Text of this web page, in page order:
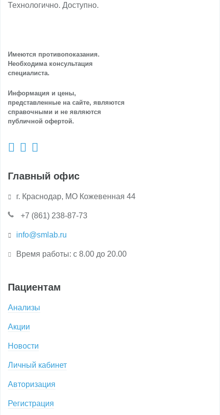
Технологично. Доступно.
Имеются противопоказания.
Необходима консультация
специалиста.
Информация и цены,
представленные на сайте, являются
справочными и не являются
публичной офертой.
Пациентам
Анализы
Акции
Новости
Личный кабинет
Авторизация
Регистрация
Главный офис
г. Краснодар, МО Кожевенная 44
+7 (861) 238-87-73
info@smlab.ru
Время работы: с 8.00 до 20.00